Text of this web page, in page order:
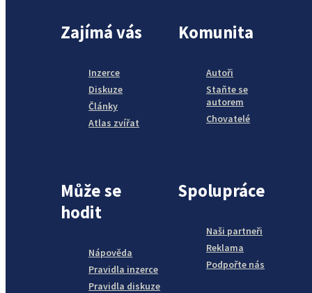
Zajímá vás
Inzerce
Diskuze
Články
Atlas zvířat
Komunita
Autoři
Staňte se
autorem
Chovatelé
Může se
hodit
Nápověda
Pravidla inzerce
Pravidla diskuze
Spolupráce
Naši partneři
Reklama
Podpořte nás